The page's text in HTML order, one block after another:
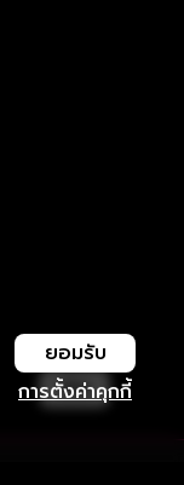
การตั้งค่าคุกกี้
ยอมรับ
เปิด